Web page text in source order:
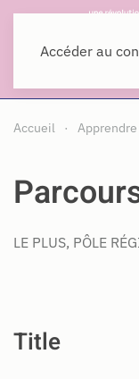
Accéder au
Accueil Apprendre
LE PLUS, PÔLE
Title